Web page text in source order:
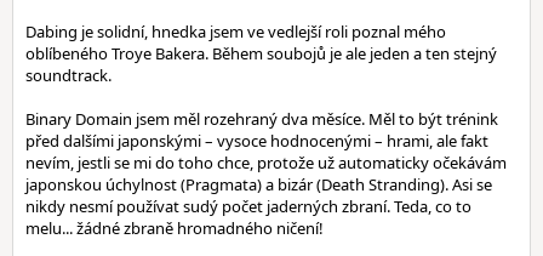
Dabing je solidní, hnedka jsem ve vedlejší roli poznal mého
oblíbeného Troye Bakera. Během soubojů je ale jeden a ten stejný
soundtrack.
Binary Domain jsem měl rozehraný dva měsíce. Měl to být trénink
před dalšími japonskými – vysoce hodnocenými – hrami, ale fakt
nevím, jestli se mi do toho chce, protože už automaticky očekávám
japonskou úchylnost (Pragmata) a bizár (Death Stranding). Asi se
nikdy nesmí používat sudý počet jaderných zbraní. Teda, co to
melu... žádné zbraně hromadného ničení!